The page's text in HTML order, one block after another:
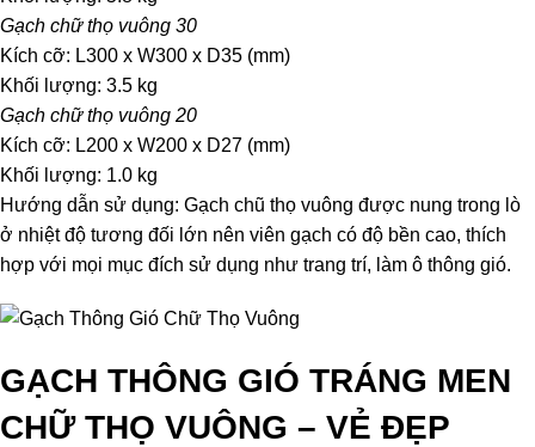
Gạch chữ thọ vuông 30
Kích cỡ: L300 x W300 x D35 (mm)
Khối lượng: 3.5 kg
Gạch chữ thọ vuông 20
Kích cỡ: L200 x W200 x D27 (mm)
Khối lượng: 1.0 kg
Hướng dẫn sử dụng: Gạch chũ thọ vuông được nung trong lò
ở nhiệt độ tương đối lớn nên viên gạch có độ bền cao, thích
hợp với mọi mục đích sử dụng như trang trí, làm ô thông gió.
GẠCH THÔNG GIÓ TRÁNG MEN
CHỮ THỌ VUÔNG – VẺ ĐẸP